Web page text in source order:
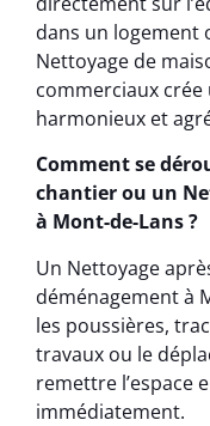
dans un logement
Nettoyage de
commerciaux
harmonieux et
Comment se
chantier ou un
à Mont-de-Lans ?
Un Nettoyage
déménagement à
les poussières,
travaux ou le
remettre l’espace
immédiatement.